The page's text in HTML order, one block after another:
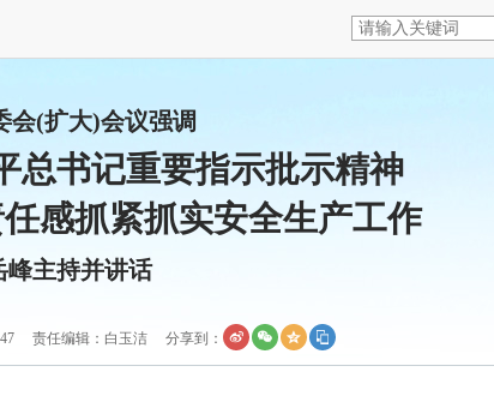
会(扩大)会议强调
总书记重要指示批示精神
感抓紧抓实安全生产工作
峰主持并讲话
责任编辑：白玉洁 分享到：